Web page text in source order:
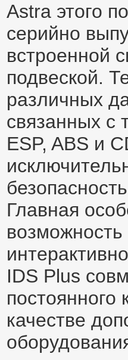
Astra этого
серийно
встроенной
подвеской.
различных
связанных с
ESP, ABS и
Главная
IDS Plus
постоянного
качестве